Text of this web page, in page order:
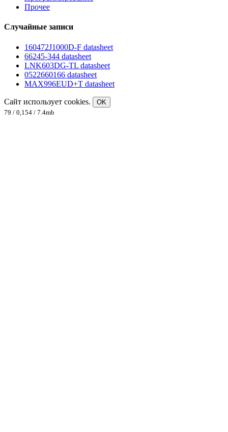
Прочее
Случайные записи
160472J1000D-F datasheet
66245-344 datasheet
LNK603DG-TL datasheet
0522660166 datasheet
MAX996EUD+T datasheet
Сайт использует cookies.
OK
79 / 0,154 / 7.4mb